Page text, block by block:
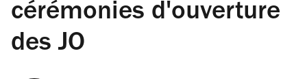
cérémonies d'ouverture
des JO